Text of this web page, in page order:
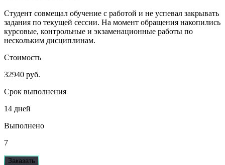
Студент совмещал обучение с работой и не успевал закрывать
задания по текущей сессии. На момент обращения накопились
курсовые, контрольные и экзаменационные работы по
нескольким дисциплинам.
Стоимость
32940 руб.
Срок выполнения
14 дней
Выполнено
7
Заказать